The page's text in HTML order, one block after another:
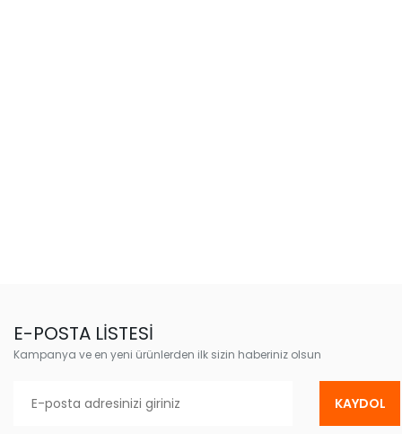
E-POSTA LİSTESİ
Kampanya ve en yeni ürünlerden ilk sizin haberiniz olsun
KAYDOL